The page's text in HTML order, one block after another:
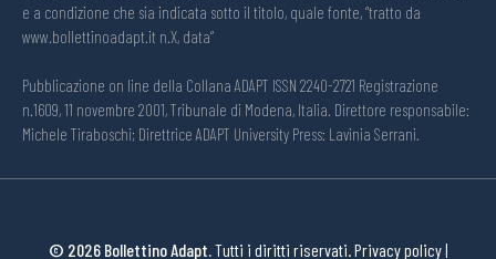
e a condizione che sia indicata sotto il titolo, quale fonte, “tratto da
www.bollettinoadapt.it n.X, data“
Pubblicazione on line della Collana ADAPT ISSN 2240-2721 Registrazione
n.1609, 11 novembre 2001, Tribunale di Modena, Italia. Direttore responsabile:
Michele Tiraboschi; Direttrice ADAPT University Press: Lavinia Serrani.
© 2026 Bollettino Adapt.Tutti i diritti riservati.Privacy policy|